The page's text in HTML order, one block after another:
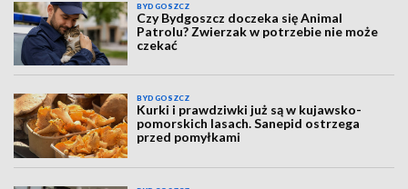
BYDGOSZCZ
Czy Bydgoszcz doczeka się Animal
Patrolu? Zwierzak w potrzebie nie może
czekać
BYDGOSZCZ
Kurki i prawdziwki już są w kujawsko-
pomorskich lasach. Sanepid ostrzega
przed pomyłkami